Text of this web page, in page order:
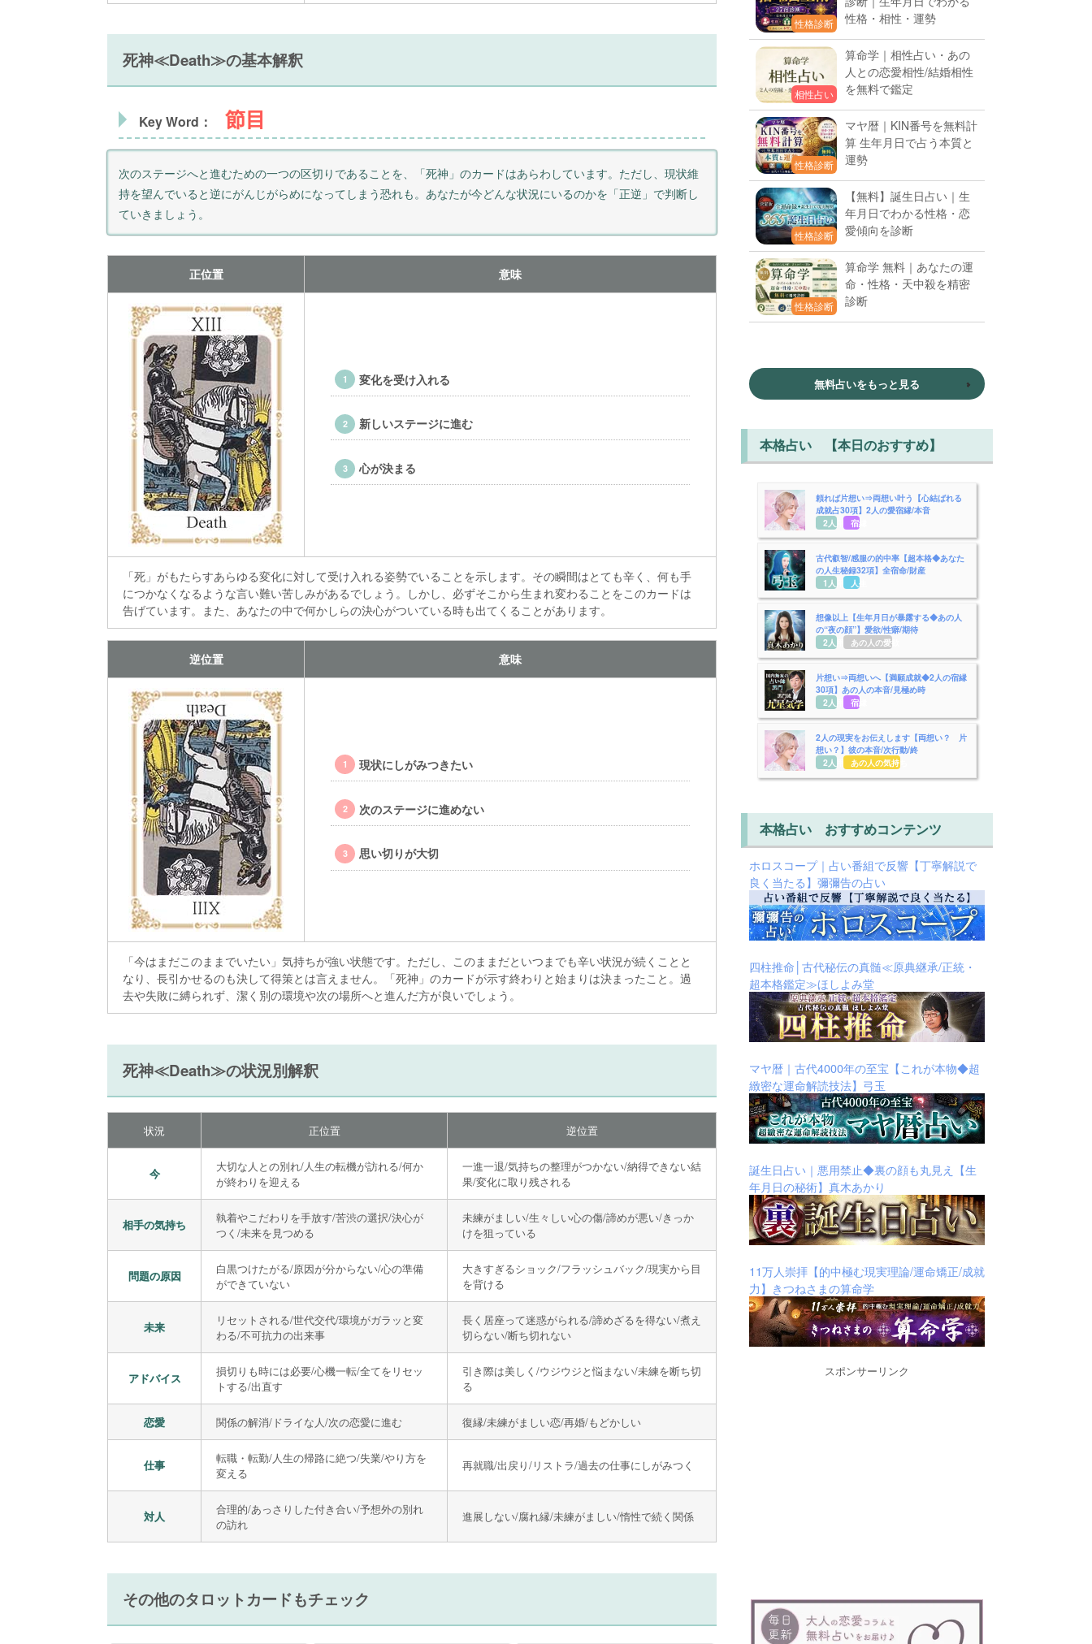
死神≪Death≫の基本解釈
Key Word：節目
次のステージへと進むための一つの区切りであることを、「死神」のカードはあらわしています。ただし、現状維
持を望んでいると逆にがんじがらめになってしまう恐れも。あなたが今どんな状況にいるのかを「正逆」で判断し
ていきましょう。
正位置 意味
変化を受け入れる
新しいステージに進む
心が決まる
「死」がもたらすあらゆる変化に対して受け入れる姿勢でいることを示します。その瞬間はとても辛く、何も手
につかなくなるような言い難い苦しみがあるでしょう。しかし、必ずそこから生まれ変わることをこのカードは
告げています。また、あなたの中で何かしらの決心がついている時も出てくることがあります。
逆位置 意味
現状にしがみつきたい
次のステージに進めない
思い切りが大切
「今はまだこのままでいたい」気持ちが強い状態です。ただし、このままだといつまでも辛い状況が続くことと
なり、長引かせるのも決して得策とは言えません。「死神」のカードが示す終わりと始まりは決まったこと。過
去や失敗に縛られず、潔く別の環境や次の場所へと進んだ方が良いでしょう。
死神≪Death≫の状況別解釈
状況 正位置 逆位置
今
大切な人との別れ/人生の転機が訪れる/何か
が終わりを迎える
一進一退/気持ちの整理がつかない/納得できない結
果/変化に取り残される
相手の気持ち
執着やこだわりを手放す/苦渋の選択/決心が
つく/未来を見つめる
未練がましい/生々しい心の傷/諦めが悪い/きっか
けを狙っている
問題の原因
白黒つけたがる/原因が分からない/心の準備
ができていない
大きすぎるショック/フラッシュバック/現実から目
を背ける
未来
リセットされる/世代交代/環境がガラッと変
わる/不可抗力の出来事
長く居座って迷惑がられる/諦めざるを得ない/煮え
切らない/断ち切れない
アドバイス
損切りも時には必要/心機一転/全てをリセッ
トする/出直す
引き際は美しく/ウジウジと悩まない/未練を断ち切
る
恋愛 関係の解消/ドライな人/次の恋愛に進む 復縁/未練がましい恋/再婚/もどかしい
仕事
転職・転勤/人生の帰路に絶つ/失業/やり方を
変える
再就職/出戻り/リストラ/過去の仕事にしがみつく
対人
合理的/あっさりした付き合い/予想外の別れ
の訪れ
進展しない/腐れ縁/未練がましい/惰性で続く関係
その他のタロットカードもチェック
性格診断
性格・相性・運勢
相性占い
算命学｜相性占い・あの
人との恋愛相性/結婚相性
を無料で鑑定
性格診断
マヤ暦｜KIN番号を無料計
算 生年月日で占う本質と
運勢
性格診断
【無料】誕生日占い｜生
年月日でわかる性格・恋
愛傾向を診断
性格診断
算命学 無料｜あなたの運
命・性格・天中殺を精密
診断
無料占いをもっと見る
本格占い 【本日のおすすめ】
頼れば片想い⇒両想い叶う【心結ばれる
成就占30項】2人の愛宿縁/本音
2人用 宿縁
古代叡智/感服の的中率【超本格◆あなた
の人生秘録32項】全宿命/財産
1人用
人生
想像以上【生年月日が暴露する◆あの人
の“夜の顔”】愛欲/性癖/期待
2人用
あの人の愛欲
片想い⇒両想いへ【満願成就◆2人の宿縁
30項】あの人の本音/見極め時
2人用
宿縁
2人の現実をお伝えします【両想い？ 片
想い？】彼の本音/次行動/終
2人用
あの人の気持ち
本格占い おすすめコンテンツ
ホロスコープ｜占い番組で反響【丁寧解説で
良く当たる】彌彌告の占い
四柱推命│古代秘伝の真髄≪原典継承/正統・
超本格鑑定≫ほしよみ堂
マヤ暦｜古代4000年の至宝【これが本物◆超
緻密な運命解読技法】弓玉
誕生日占い｜悪用禁止◆裏の顔も丸見え【生
年月日の秘術】真木あかり
11万人崇拝【的中極む現実理論/運命矯正/成就
力】きつねさまの算命学
スポンサーリンク